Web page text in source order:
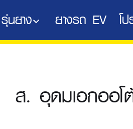
รุ่นยาง ยางรถ EV โ
ส. อุดมเอกออโ